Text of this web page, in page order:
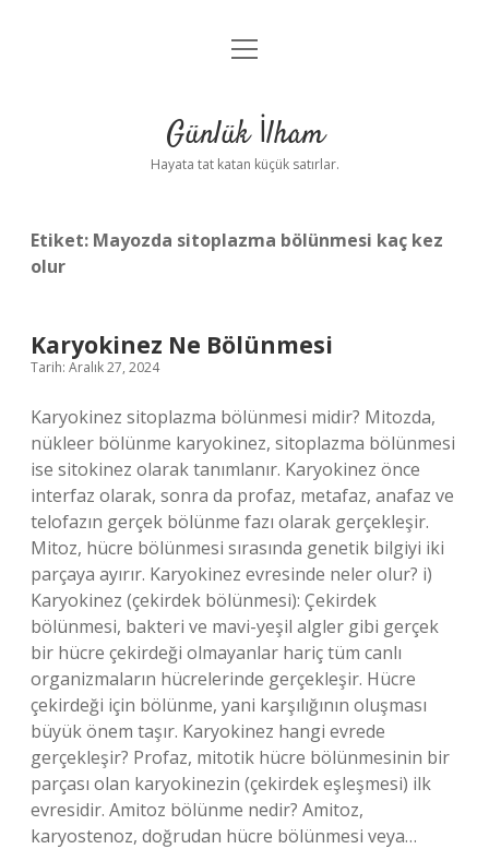
Anasayfa
Yasal Uyarı
menüyü
Günlük İlham
Hayata tat katan küçük satırlar.
Etiket: Mayozda sitoplazma bölünmesi kaç kez
olur
Karyokinez Ne Bölünmesi
Tarih: Aralık 27, 2024
Karyokinez sitoplazma bölünmesi midir? Mitozda,
nükleer bölünme karyokinez, sitoplazma bölünmesi
ise sitokinez olarak tanımlanır. Karyokinez önce
interfaz olarak, sonra da profaz, metafaz, anafaz ve
telofazın gerçek bölünme fazı olarak gerçekleşir.
Mitoz, hücre bölünmesi sırasında genetik bilgiyi iki
parçaya ayırır. Karyokinez evresinde neler olur? i)
Karyokinez (çekirdek bölünmesi): Çekirdek
bölünmesi, bakteri ve mavi-yeşil algler gibi gerçek
bir hücre çekirdeği olmayanlar hariç tüm canlı
organizmaların hücrelerinde gerçekleşir. Hücre
çekirdeği için bölünme, yani karşılığının oluşması
büyük önem taşır. Karyokinez hangi evrede
gerçekleşir? Profaz, mitotik hücre bölünmesinin bir
parçası olan karyokinezin (çekirdek eşleşmesi) ilk
evresidir. Amitoz bölünme nedir? Amitoz,
karyostenoz, doğrudan hücre bölünmesi veya…